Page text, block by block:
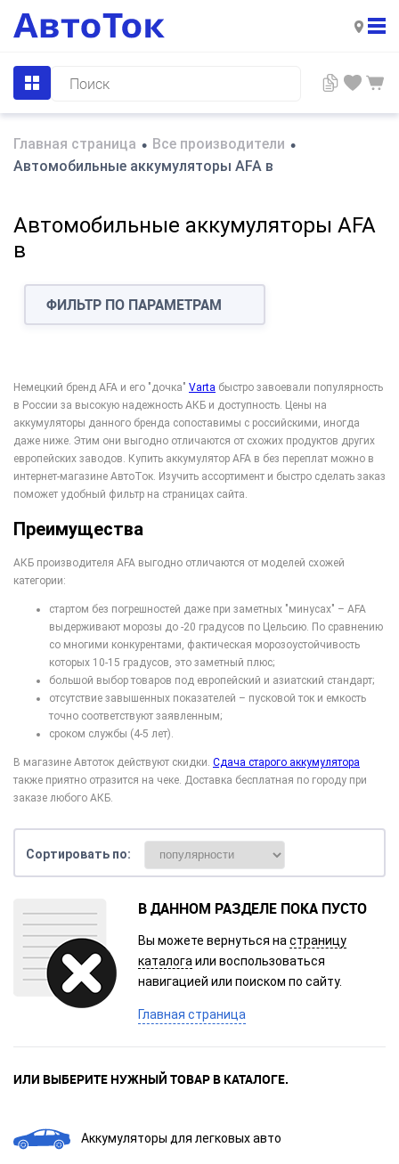
Главная страница • Все производители •
Автомобильные аккумуляторы AFA в
Автомобильные аккумуляторы AFA
в
ФИЛЬТР ПО ПАРАМЕТРАМ
Немецкий бренд AFA и его "дочка" Varta быстро завоевали популярность
в России за высокую надежность АКБ и доступность. Цены на
аккумуляторы данного бренда сопоставимы с российскими, иногда
даже ниже. Этим они выгодно отличаются от схожих продуктов других
европейских заводов. Купить аккумулятор AFA в без переплат можно в
интернет-магазине АвтоТок. Изучить ассортимент и быстро сделать заказ
поможет удобный фильтр на страницах сайта.
Преимущества
АКБ производителя AFA выгодно отличаются от моделей схожей
категории:
стартом без погрешностей даже при заметных "минусах" – AFA
выдерживают морозы до -20 градусов по Цельсию. По сравнению
со многими конкурентами, фактическая морозоустойчивость
которых 10-15 градусов, это заметный плюс;
большой выбор товаров под европейский и азиатский стандарт;
отсутствие завышенных показателей – пусковой ток и емкость
точно соответствуют заявленным;
сроком службы (4-5 лет).
В магазине Автоток действуют скидки. Сдача старого аккумулятора
также приятно отразится на чеке. Доставка бесплатная по городу при
заказе любого АКБ.
Сортировать по:
В ДАННОМ РАЗДЕЛЕ ПОКА ПУСТО
Вы можете вернуться на страницу
каталога или воспользоваться
навигацией или поиском по сайту.
Главная страница
ИЛИ ВЫБЕРИТЕ НУЖНЫЙ ТОВАР В КАТАЛОГЕ.
Аккумуляторы для легковых авто